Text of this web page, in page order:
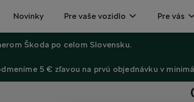
Novinky Pre vaše vozidlo Pre vás
Škoda po celom Slovensku.
5 € zľavou na prvú objednávku v